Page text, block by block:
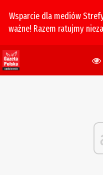
Wsparcie dla mediów
ważne! Razem ratujmy